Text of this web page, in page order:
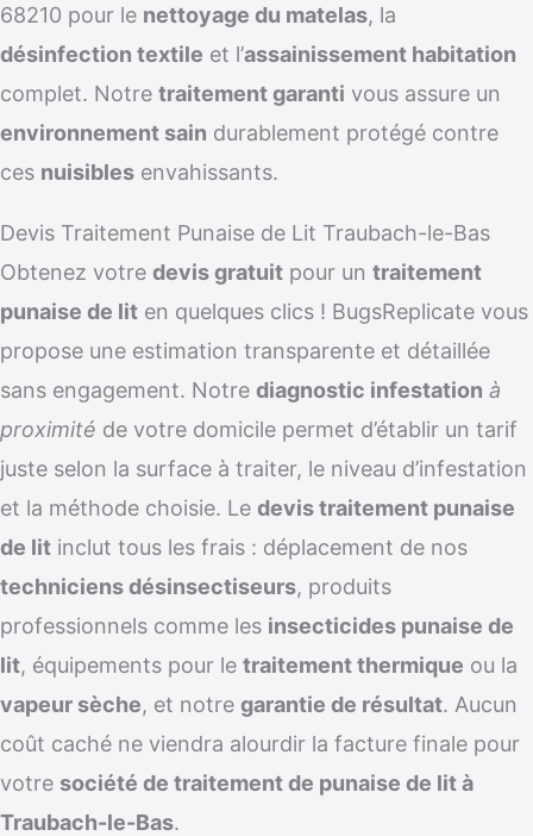
68210 pour le nettoyage du matelas, la
désinfection textile et l’assainissement habitation
complet. Notre traitement garanti vous assure un
environnement sain durablement protégé contre
ces nuisibles envahissants.
Devis Traitement Punaise de Lit Traubach-le-Bas
Obtenez votre devis gratuit pour un traitement
punaise de lit en quelques clics ! BugsReplicate vous
propose une estimation transparente et détaillée
sans engagement. Notre diagnostic infestation à
proximité de votre domicile permet d’établir un tarif
juste selon la surface à traiter, le niveau d’infestation
et la méthode choisie. Le devis traitement punaise
de lit inclut tous les frais : déplacement de nos
techniciens désinsectiseurs, produits
professionnels comme les insecticides punaise de
lit, équipements pour le traitement thermique ou la
vapeur sèche, et notre garantie de résultat. Aucun
coût caché ne viendra alourdir la facture finale pour
votre société de traitement de punaise de lit à
Traubach-le-Bas.